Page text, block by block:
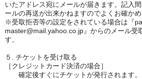
いたアドレス宛にメールが届きます。記入
ールの再送が出来かねますのでよくお確かめ
※受取拒否等の設定をされている場合は『
master@mail.yahoo.co.jp』からのメール受
す。
５. チケットを受け取る
［クレジットカード決済の場合］
確定後すぐにチケットが発行されます。